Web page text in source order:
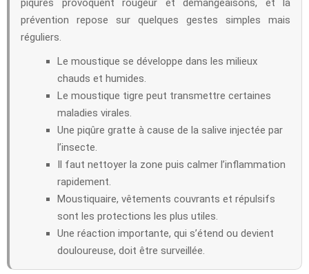
prévention repose sur quelques gestes simples mais
réguliers.
Le moustique se développe dans les milieux
chauds et humides.
Le moustique tigre peut transmettre certaines
maladies virales.
Une piqûre gratte à cause de la salive injectée par
l’insecte.
Il faut nettoyer la zone puis calmer l’inflammation
rapidement.
Moustiquaire, vêtements couvrants et répulsifs
sont les protections les plus utiles.
Une réaction importante, qui s’étend ou devient
douloureuse, doit être surveillée.